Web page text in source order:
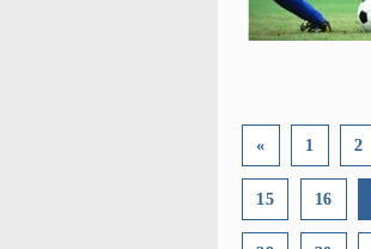
« 1 2
15 16